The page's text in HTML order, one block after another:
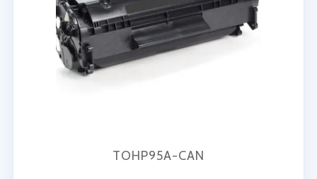
TOHP95A-CAN